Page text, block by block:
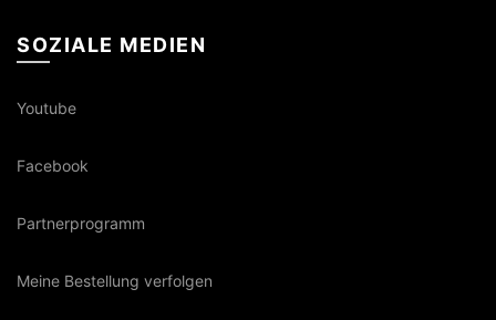
SOZIALE MEDIEN
Youtube
Facebook
Partnerprogramm
Meine Bestellung verfolgen